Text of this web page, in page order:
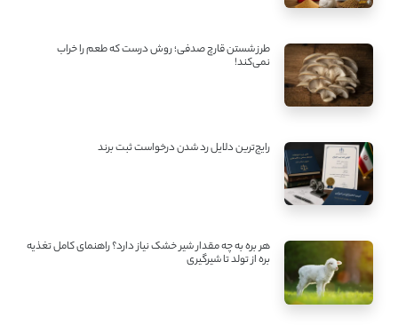
طرز شستن قارچ صدفی؛ روش درست که طعم را خراب
نمی‌کند!
رایج‌ترین دلایل رد شدن درخواست ثبت برند
هر بره به چه مقدار شیر خشک نیاز دارد؟ راهنمای کامل تغذیه
بره از تولد تا شیرگیری